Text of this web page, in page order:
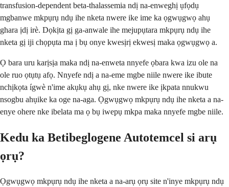
transfusion-dependent beta-thalassemia ndị na-enweghị ụfọdụ
mgbanwe mkpụrụ ndụ ihe nketa nwere ike ime ka ọgwụgwọ ahụ
ghara ịdị irè. Dọkịta gị ga-anwale ihe mejupụtara mkpụrụ ndụ ihe
nketa gị iji chọpụta ma ị bụ onye kwesịrị ekwesị maka ọgwụgwọ a.
Ọ bara uru karịsịa maka ndị na-enweta nnyefe ọbara kwa izu ole na
ole ruo ọtụtụ afọ. Nnyefe ndị a na-eme mgbe niile nwere ike ibute
nchịkọta ígwè n'ime akụkụ ahụ gị, nke nwere ike ịkpata nnukwu
nsogbu ahụike ka oge na-aga. Ọgwụgwọ mkpụrụ ndụ ihe nketa a na-
enye ohere nke ibelata ma ọ bụ iwepụ mkpa maka nnyefe mgbe niile.
Kedu ka Betibeglogene Autotemcel si arụ
ọrụ?
Ọgwụgwọ mkpụrụ ndụ ihe nketa a na-arụ ọrụ site n'inye mkpụrụ ndụ